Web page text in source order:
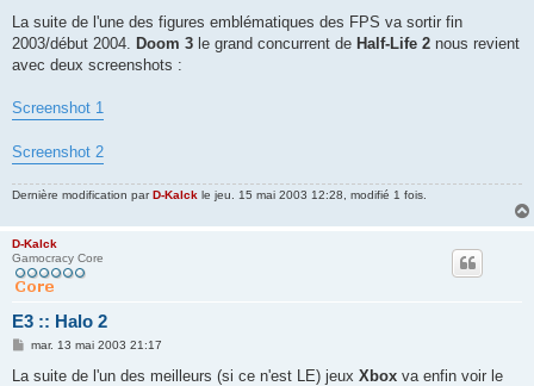
s
a
g
La suite de l'une des figures emblématiques des FPS va sortir fin
2003/début 2004. Doom 3 le grand concurrent de Half-Life 2 nous revient
avec deux screenshots :
Screenshot 1
Screenshot 2
Dernière modification parD-Kalck le jeu. 15 mai 2003 12:28, modifié 1 fois.
D-Kalck
Gamocracy Core
E3 :: Halo 2
M
s
mar. 13 mai 2003 21:17
La suite de l'un des meilleurs (si ce n'est LE) jeux Xbox va enfin voir le